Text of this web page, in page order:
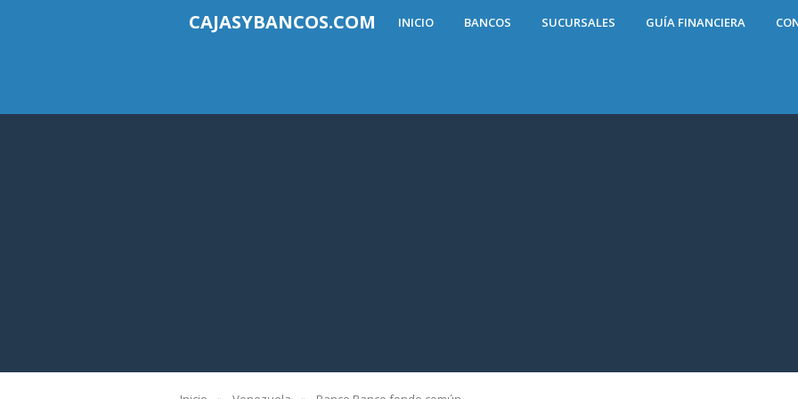
CAJASYBANCOS.COM INICIO BANCOS SUCURSALES GUÍA FINANCIERA